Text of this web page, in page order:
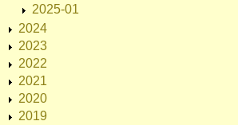
2025-01
2024
2023
2022
2021
2020
2019